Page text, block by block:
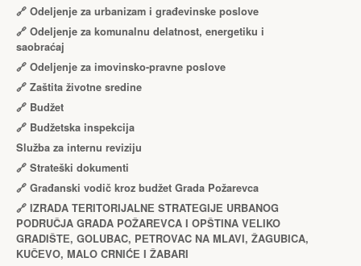
🔗 Odeljenje za urbanizam i građevinske poslove
🔗 Odeljenje za komunalnu delatnost, energetiku i
saobraćaj
🔗 Odeljenje za imovinsko-pravne poslove
🔗 Zaštita životne sredine
🔗 Budžet
🔗 Budžetska inspekcija
Služba za internu reviziju
🔗 Strateški dokumenti
🔗 Građanski vodič kroz budžet Grada Požarevca
🔗 IZRADA TЕRITORIJALNЕ STRATЕGIJЕ URBANOG
PODRUČJA GRADA POŽARЕVCA I OPŠTINA VЕLIKO
GRADIŠTЕ, GOLUBAC, PЕTROVAC NA MLAVI, ŽAGUBICA,
KUČЕVO, MALO CRNIĆЕ I ŽABARI